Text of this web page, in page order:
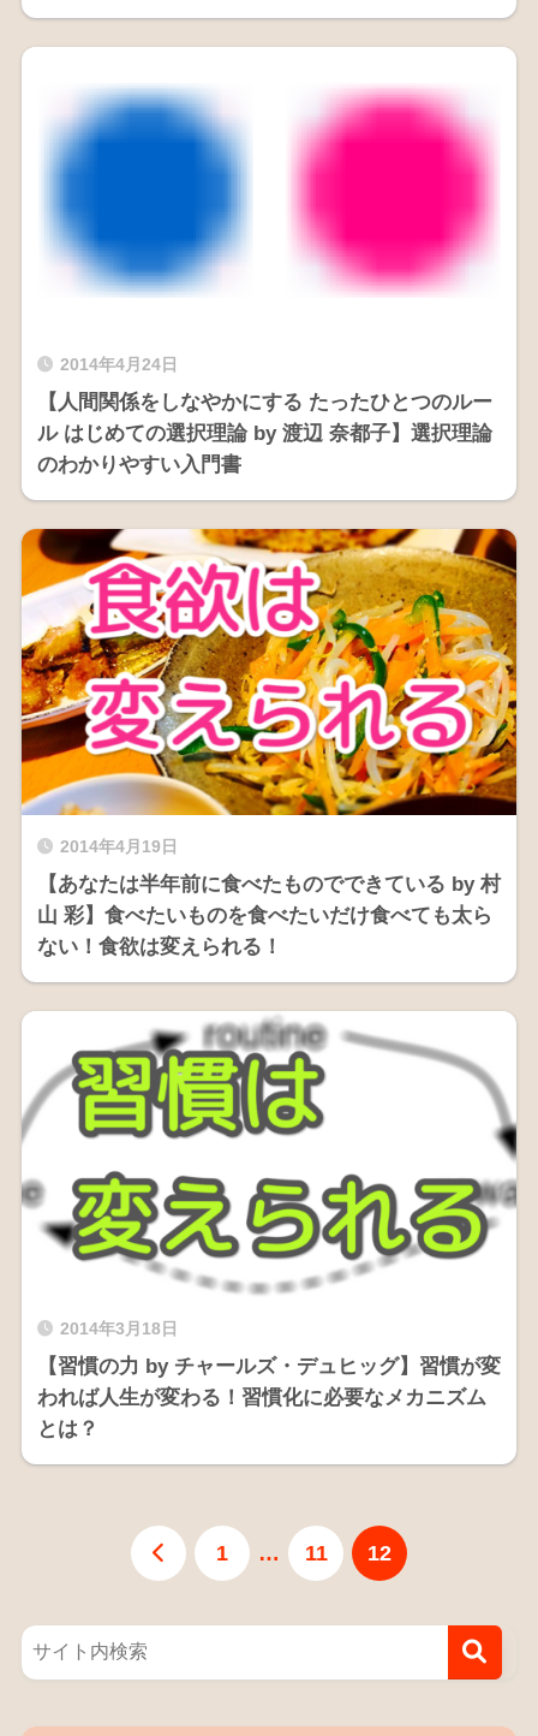
2014年4月24日
【人間関係をしなやかにする たったひとつのルー
ル はじめての選択理論 by 渡辺 奈都子】選択理論
のわかりやすい入門書
2014年4月19日
【あなたは半年前に食べたものでできている by 村
山 彩】食べたいものを食べたいだけ食べても太ら
ない！食欲は変えられる！
2014年3月18日
【習慣の力 by チャールズ・デュヒッグ】習慣が変
われば人生が変わる！習慣化に必要なメカニズム
とは？
1 … 11 12